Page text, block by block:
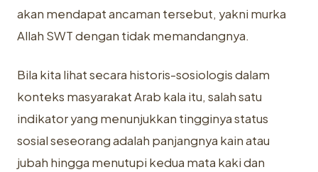
akan mendapat ancaman tersebut, yakni murka
Allah SWT dengan tidak memandangnya.
Bila kita lihat secara historis-sosiologis dalam
konteks masyarakat Arab kala itu, salah satu
indikator yang menunjukkan tingginya status
sosial seseorang adalah panjangnya kain atau
jubah hingga menutupi kedua mata kaki dan